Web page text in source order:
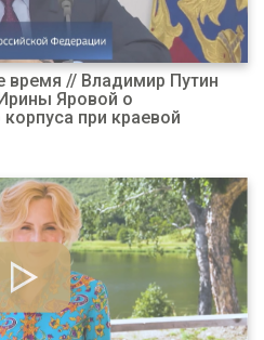
время // Владимир Путин
Яровой о
при краевой